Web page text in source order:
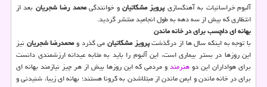
آلبوم خراسانیات به آهنگسازیپرویز مشكاتیانو خوانندگیمحمد رضا شجریان بعد از
انتظاری كه بیش از سه دهه به طول انجامید منتشر گردید.
بهانه ای دلچسب برای در خانه ماندن
با توجه به اینكه سال ها از درگذشتپرویز مشكاتیانمی گذرد ومحمدرضا شجریاننیز
این روزها در بستر بیماری است، این آلبوم را باید به مثابه عیدانه ارزشمندی دانست
برای هواداران این دوهنرمندو مردمی كه این روزها بیش از هر چیز نیازمند بهانه ای
برای در خانه ماندن و ایمن ماندن از مبتلاشدن به كرونا هستند؛ بهانه ای زیبا، شنیدنی و